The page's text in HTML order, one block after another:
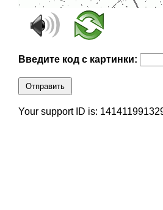
Введите код с картинки:
Отправить
Your support ID is: